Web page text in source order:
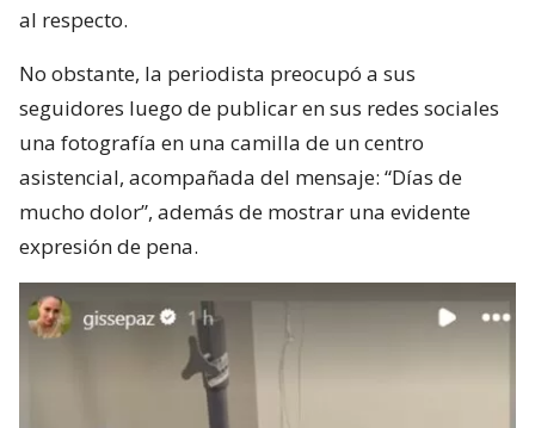
al respecto.
No obstante, la periodista preocupó a sus
seguidores luego de publicar en sus redes sociales
una fotografía en una camilla de un centro
asistencial, acompañada del mensaje: “Días de
mucho dolor”, además de mostrar una evidente
expresión de pena.